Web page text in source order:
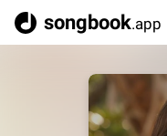
songbook.app